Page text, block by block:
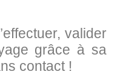
valider
grâce à sa
contact !